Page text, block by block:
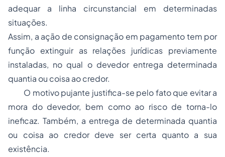
adequar a linha circunstancial em determinadas
situações.
Assim, a ação de consignação em pagamentotem por
função extinguir as relações jurídicas previamente
instaladas, no qual o devedor entrega determinada
quantia ou coisa ao credor.
O motivo pujante justifica-se pelo fato que evitar a
mora do devedor, bem como ao risco de torna-lo
ineficaz. Também, a entrega de determinada quantia
ou coisa ao credor deve ser certa quanto a sua
existência.